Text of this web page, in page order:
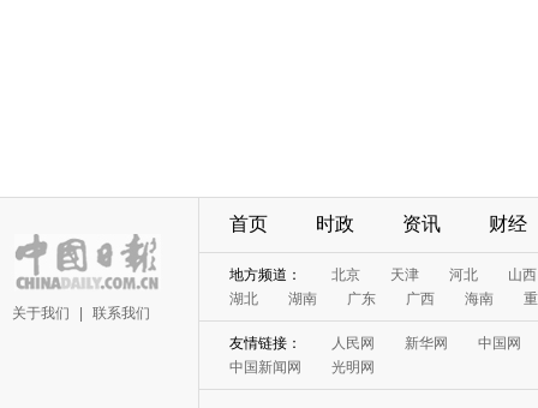
关于我们 联系我们
首页 时政 资讯 财经
地方频道： 北京 天津 河北
山西
湖北
湖南 广东 广西 海南
友情链接： 人民网 新华网
中国网
中国新闻网
光明网